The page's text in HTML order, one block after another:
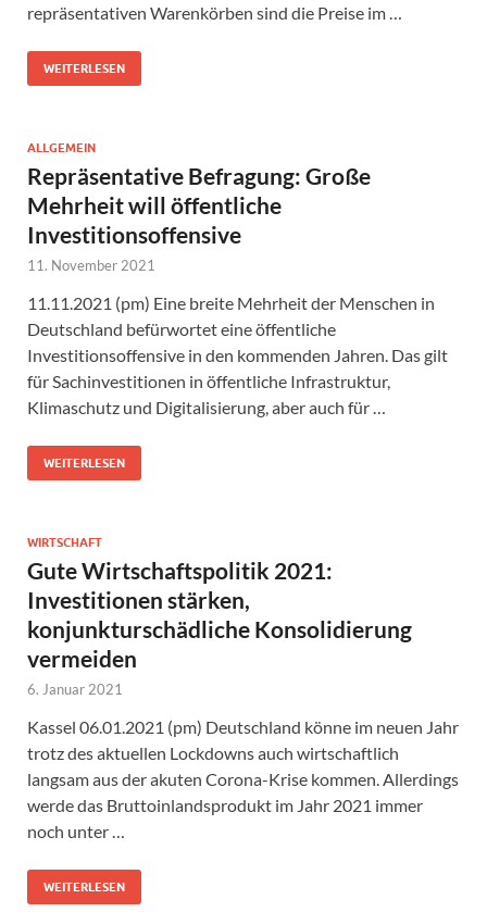
repräsentativen Warenkörben sind die Preise im …
WEITERLESEN
ALLGEMEIN
Repräsentative Befragung: Große
Mehrheit will öffentliche
Investitionsoffensive
11. November 2021
11.11.2021 (pm) Eine breite Mehrheit der Menschen in
Deutschland befürwortet eine öffentliche
Investitionsoffensive in den kommenden Jahren. Das gilt
für Sachinvestitionen in öffentliche Infrastruktur,
Klimaschutz und Digitalisierung, aber auch für …
WEITERLESEN
WIRTSCHAFT
Gute Wirtschaftspolitik 2021:
Investitionen stärken,
konjunkturschädliche Konsolidierung
vermeiden
6. Januar 2021
Kassel 06.01.2021 (pm) Deutschland könne im neuen Jahr
trotz des aktuellen Lockdowns auch wirtschaftlich
langsam aus der akuten Corona-Krise kommen. Allerdings
werde das Bruttoinlandsprodukt im Jahr 2021 immer
noch unter …
WEITERLESEN